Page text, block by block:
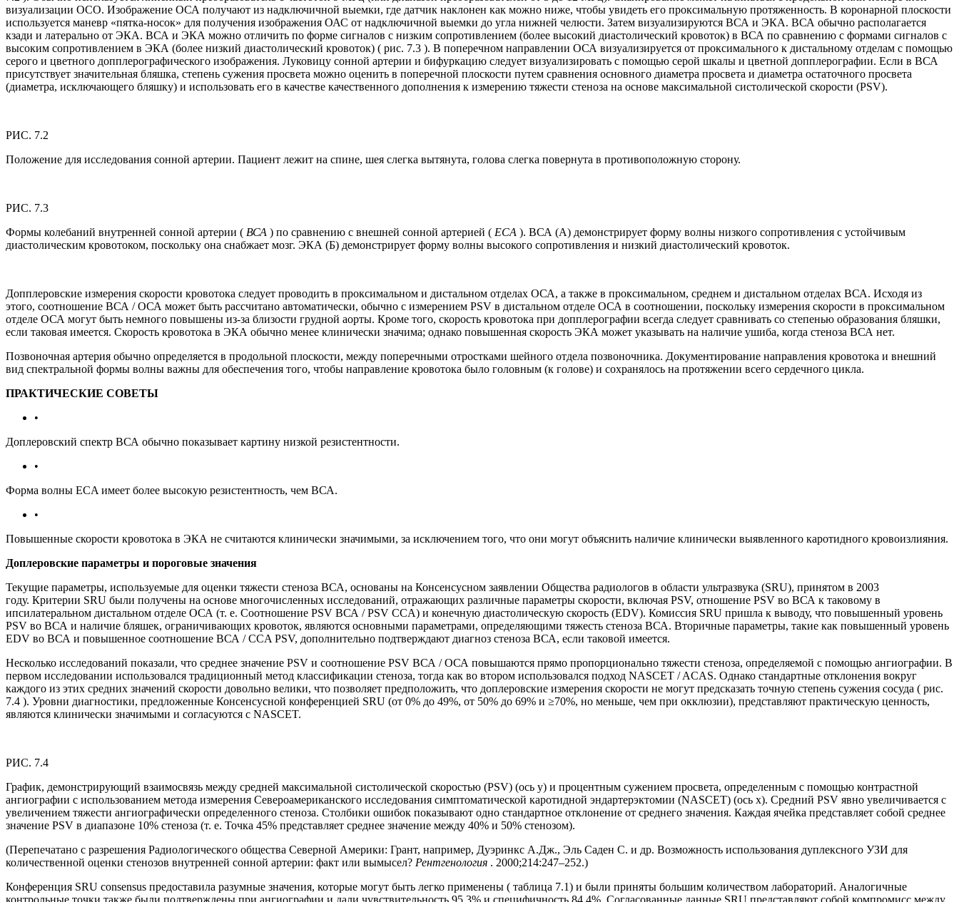
визуализации ОСО. Изображение ОСА получают из надключичной выемки, где датчик наклонен как можно ниже, чтобы увидеть его проксимальную протяженность. В коронарной плоскости
используется маневр «пятка-носок» для получения изображения ОАС от надключичной выемки до угла нижней челюсти. Затем визуализируются ВСА и ЭКА. ВСА обычно располагается
кзади и латерально от ЭКА. ВСА и ЭКА можно отличить по форме сигналов с низким сопротивлением (более высокий диастолический кровоток) в ВСА по сравнению с формами сигналов с
высоким сопротивлением в ЭКА (более низкий диастолический кровоток) ( рис. 7.3 ). В поперечном направлении ОСА визуализируется от проксимального к дистальному отделам с помощью
серого и цветного допплерографического изображения. Луковицу сонной артерии и бифуркацию следует визуализировать с помощью серой шкалы и цветной допплерографии. Если в ВСА
присутствует значительная бляшка, степень сужения просвета можно оценить в поперечной плоскости путем сравнения основного диаметра просвета и диаметра остаточного просвета
(диаметра, исключающего бляшку) и использовать его в качестве качественного дополнения к измерению тяжести стеноза на основе максимальной систолической скорости (PSV).
РИС. 7.2
Положение для исследования сонной артерии. Пациент лежит на спине, шея слегка вытянута, голова слегка повернута в противоположную сторону.
РИС. 7.3
Формы колебаний внутренней сонной артерии ( ВСА ) по сравнению с внешней сонной артерией ( ECA ). ВСА (А) демонстрирует форму волны низкого сопротивления с устойчивым
диастолическим кровотоком, поскольку она снабжает мозг. ЭКА (Б) демонстрирует форму волны высокого сопротивления и низкий диастолический кровоток.
Допплеровские измерения скорости кровотока следует проводить в проксимальном и дистальном отделах ОСА, а также в проксимальном, среднем и дистальном отделах ВСА. Исходя из
этого, соотношение ВСА / ОСА может быть рассчитано автоматически, обычно с измерением PSV в дистальном отделе ОСА в соотношении, поскольку измерения скорости в проксимальном
отделе ОСА могут быть немного повышены из-за близости грудной аорты. Кроме того, скорость кровотока при допплерографии всегда следует сравнивать со степенью образования бляшки,
если таковая имеется. Скорость кровотока в ЭКА обычно менее клинически значима; однако повышенная скорость ЭКА может указывать на наличие ушиба, когда стеноза ВСА нет.
Позвоночная артерия обычно определяется в продольной плоскости, между поперечными отростками шейного отдела позвоночника. Документирование направления кровотока и внешний
вид спектральной формы волны важны для обеспечения того, чтобы направление кровотока было головным (к голове) и сохранялось на протяжении всего сердечного цикла.
ПРАКТИЧЕСКИЕ СОВЕТЫ
•
Доплеровский спектр ВСА обычно показывает картину низкой резистентности.
•
Форма волны ECA имеет более высокую резистентность, чем ВСА.
•
Повышенные скорости кровотока в ЭКА не считаются клинически значимыми, за исключением того, что они могут объяснить наличие клинически выявленного каротидного кровоизлияния.
Доплеровские параметры и пороговые значения
Текущие параметры, используемые для оценки тяжести стеноза ВСА, основаны на Консенсусном заявлении Общества радиологов в области ультразвука (SRU), принятом в 2003
году. Критерии SRU были получены на основе многочисленных исследований, отражающих различные параметры скорости, включая PSV, отношение PSV во ВСА к таковому в
ипсилатеральном дистальном отделе ОСА (т. е. Соотношение PSV ВСА / PSV CCA) и конечную диастолическую скорость (EDV). Комиссия SRU пришла к выводу, что повышенный уровень
PSV во ВСА и наличие бляшек, ограничивающих кровоток, являются основными параметрами, определяющими тяжесть стеноза ВСА. Вторичные параметры, такие как повышенный уровень
EDV во ВСА и повышенное соотношение ВСА / CCA PSV, дополнительно подтверждают диагноз стеноза ВСА, если таковой имеется.
Несколько исследований показали, что среднее значение PSV и соотношение PSV ВСА / ОСА повышаются прямо пропорционально тяжести стеноза, определяемой с помощью ангиографии. В
первом исследовании использовался традиционный метод классификации стеноза, тогда как во втором использовался подход NASCET / ACAS. Однако стандартные отклонения вокруг
каждого из этих средних значений скорости довольно велики, что позволяет предположить, что доплеровские измерения скорости не могут предсказать точную степень сужения сосуда ( рис.
7.4 ). Уровни диагностики, предложенные Консенсусной конференцией SRU (от 0% до 49%, от 50% до 69% и ≥70%, но меньше, чем при окклюзии), представляют практическую ценность,
являются клинически значимыми и согласуются с NASCET.
РИС. 7.4
График, демонстрирующий взаимосвязь между средней максимальной систолической скоростью (PSV) (ось y) и процентным сужением просвета, определенным с помощью контрастной
ангиографии с использованием метода измерения Североамериканского исследования симптоматической каротидной эндартерэктомии (NASCET) (ось x). Средний PSV явно увеличивается с
увеличением тяжести ангиографически определенного стеноза. Столбики ошибок показывают одно стандартное отклонение от среднего значения. Каждая ячейка представляет собой среднее
значение PSV в диапазоне 10% стеноза (т. е. Точка 45% представляет среднее значение между 40% и 50% стенозом).
(Перепечатано с разрешения Радиологического общества Северной Америки: Грант, например, Дуэринкс А.Дж., Эль Саден С. и др. Возможность использования дуплексного УЗИ для
количественной оценки стенозов внутренней сонной артерии: факт или вымысел? Рентгенология . 2000;214:247–252.)
Конференция SRU consensus предоставила разумные значения, которые могут быть легко применены ( таблица 7.1) и были приняты большим количеством лабораторий. Аналогичные
контрольные точки также были подтверждены при ангиографии и дали чувствительность 95,3% и специфичность 84,4%. Согласованные данные SRU представляют собой компромисс между